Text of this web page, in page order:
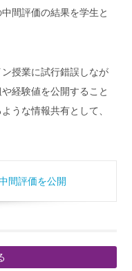
間評価の結果を学生と
授業に試行錯誤しなが
経験値を公開すること
うな情報共有として、
間評価を公開